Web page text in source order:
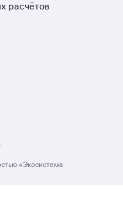
расчётов
.
«Экосистема